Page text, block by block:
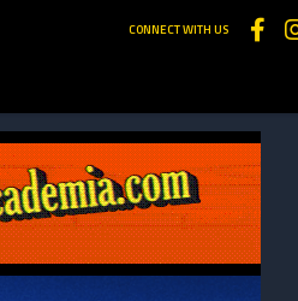
CONNECT WITH US